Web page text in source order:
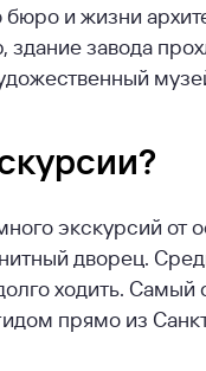
и жизни
здание завода
экскурсий от
дворец.
ходить. Самый
прямо из